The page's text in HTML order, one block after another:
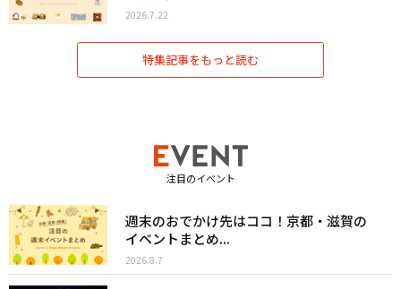
2026.7.22
特集記事をもっと読む
注目のイベント
週末のおでかけ先はココ！京都・滋賀の
イベントまとめ...
2026.8.7